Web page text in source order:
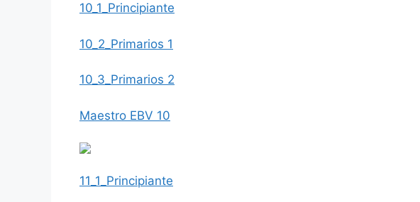
10_1_Principiante
10_2_Primarios 1
10_3_Primarios 2
Maestro EBV 10
11_1_Principiante